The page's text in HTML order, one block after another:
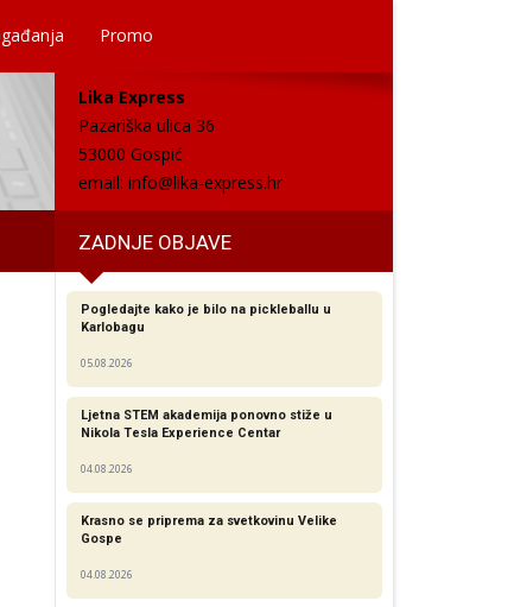
Promo
Lika Express
Pazariška ulica 36
53000 Gospić
email: info@lika-express.hr
ZADNJE OBJAVE
Pogledajte kako je bilo na pickleballu u
Karlobagu
05.08.2026
Ljetna STEM akademija ponovno stiže u
Nikola Tesla Experience Centar
04.08.2026
Krasno se priprema za svetkovinu Velike
Gospe
04.08.2026